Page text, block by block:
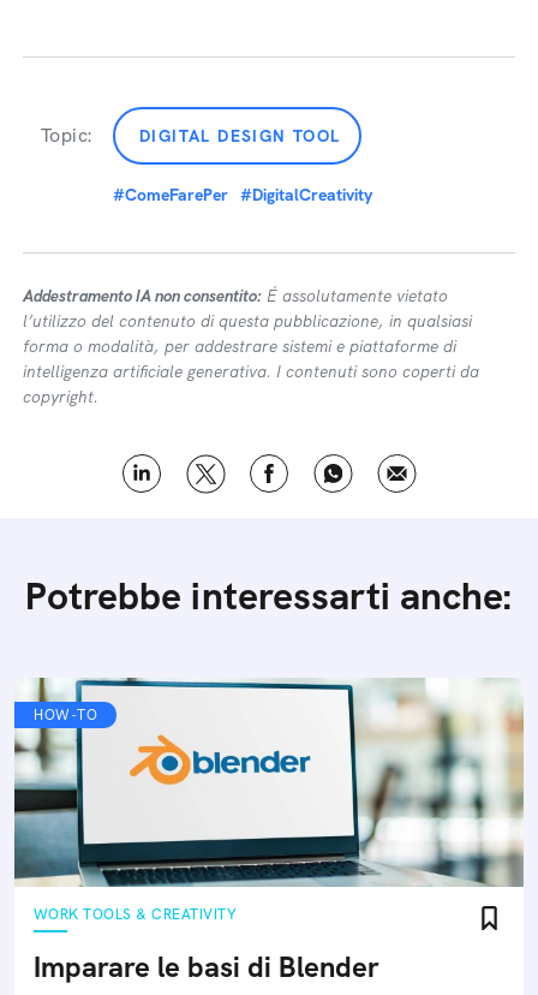
Topic: DIGITAL DESIGN TOOL
#ComeFarePer #DigitalCreativity
Addestramento IA non consentito: É assolutamente vietato
l’utilizzo del contenuto di questa pubblicazione, in qualsiasi
forma o modalità, per addestrare sistemi e piattaforme di
intelligenza artificiale generativa. I contenuti sono coperti da
copyright.
Potrebbe interessarti anche:
HOW-TO
WORK TOOLS & CREATIVITY
Imparare le basi di Blender